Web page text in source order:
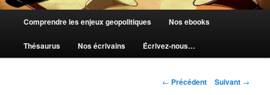
principal
Comprendre les enjeux geopolitiques Nos ebooks
Thésaurus Nos écrivains Écrivez-nous…
Navigation
← Précédent Suivant →